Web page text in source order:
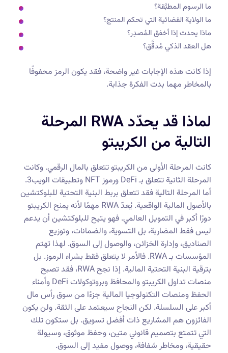
ما الرسوم المطبَّقة؟
ما الولاية القضائية التي تحكم المنتج؟
ماذا يحدث إذا أخفق المُصدِر؟
هل العقد الذكي مُدقَّق؟
إذا كانت هذه الإجابات غير واضحة، فقد يكون الرمز محفوفًا
بالمخاطر مهما بدت الفكرة جذابة.
لماذا قد يحدّد RWA المرحلة
التالية من الكريبتو
كانت المرحلة الأولى من الكريبتو تتعلق بالمال الرقمي. وكانت
المرحلة الثانية تتعلق بـ DeFi ورموز NFT وتطبيقات الويب3.
أما المرحلة التالية فقد تتعلق بربط البنية التحتية للبلوكتشين
بالأصول المالية الواقعية. يُعدّ RWA مهمًا لأنه يمنح الكريبتو
دورًا أكبر في التمويل العالمي. فهو يتيح للبلوكتشين أن يدعم
ليس فقط المضاربة، بل التسوية، والضمانات، وتوزيع
الصناديق، وإدارة الخزائن، والوصول إلى السوق. لهذا تهتم
المؤسسات بـ RWA. فالأمر لا يتعلق فقط بشراء الرموز. بل
بترقية البنية التحتية المالية. إذا نجح RWA، فقد تصبح
منصات تداول الكريبتو والمحافظ وبروتوكولات DeFi وأمناء
الحفظ ومنصات التكنولوجيا المالية جزءًا من سوق رأس مال
أكبر على السلسلة. لكن النجاح سيعتمد على الثقة. ولن يكون
الفائزون هم المشاريع ذات أفضل تسويق. بل ستكون تلك
التي تتمتع بتصميم قانوني متين، وحفظ موثوق، وسيولة
حقيقية، ومخاطر شفافة، ووصول مفيد إلى السوق.